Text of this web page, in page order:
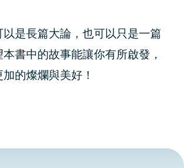
長篇大論，也可以只是一篇
書中的故事能讓你有所啟發，
的燦爛與美好！